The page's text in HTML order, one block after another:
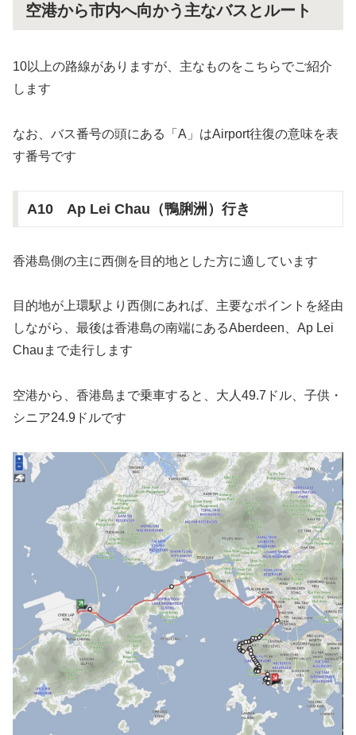
空港から市内へ向かう主なバスとルート
10以上の路線がありますが、主なものをこちらでご紹介
します
なお、バス番号の頭にある「A」はAirport往復の意味を表
す番号です
A10 Ap Lei Chau（鴨脷洲）行き
香港島側の主に西側を目的地とした方に適しています
目的地が上環駅より西側にあれば、主要なポイントを経由
しながら、最後は香港島の南端にあるAberdeen、Ap Lei
Chauまで走行します
空港から、香港島まで乗車すると、大人49.7ドル、子供・
シニア24.9ドルです